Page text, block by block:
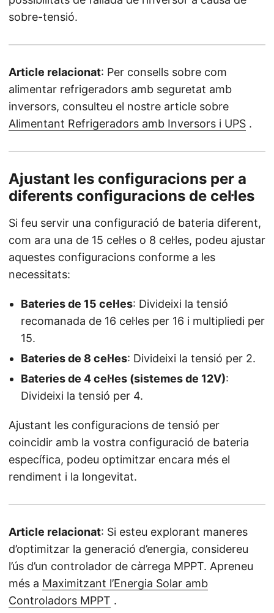
sobre-tensió.
Article relacionat: Per consells sobre com
alimentar refrigeradors amb seguretat amb
inversors, consulteu el nostre article sobre
Alimentant Refrigeradors amb Inversors i UPS .
Ajustant les configuracions per a
diferents configuracions de cel·les
Si feu servir una configuració de bateria diferent,
com ara una de 15 cel·les o 8 cel·les, podeu ajustar
aquestes configuracions conforme a les
necessitats:
Bateries de 15 cel·les: Divideixi la tensió
recomanada de 16 cel·les per 16 i multipliedi per
15.
Bateries de 8 cel·les: Divideixi la tensió per 2.
Bateries de 4 cel·les (sistemes de 12V):
Divideixi la tensió per 4.
Ajustant les configuracions de tensió per
coincidir amb la vostra configuració de bateria
específica, podeu optimitzar encara més el
rendiment i la longevitat.
Article relacionat: Si esteu explorant maneres
d’optimitzar la generació d’energia, considereu
l’ús d’un controlador de càrrega MPPT. Apreneu
més a Maximitzant l’Energia Solar amb
Controladors MPPT .